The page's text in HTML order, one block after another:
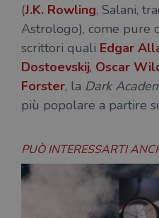
(J.K. Rowling, Salani,
Astrologo), come pure
scrittori quali Edgar
Dostoevskij, Oscar
Forster, la Dark
più popolare a partire
PUÒ INTERESSARTI